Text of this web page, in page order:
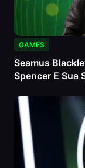
GAMES
Seamus
Spencer E Sua